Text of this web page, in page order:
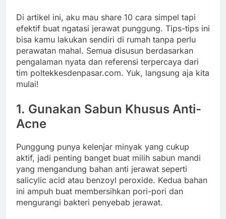
Di artikel ini, aku mau share 10 cara simpel tapi
efektif buat ngatasi jerawat punggung. Tips-tips ini
bisa kamu lakukan sendiri di rumah tanpa perlu
perawatan mahal. Semua disusun berdasarkan
pengalaman nyata dan referensi terpercaya dari
tim poltekkesdenpasar.com. Yuk, langsung aja kita
mulai!
1. Gunakan Sabun Khusus Anti-
Acne
Punggung punya kelenjar minyak yang cukup
aktif, jadi penting banget buat milih sabun mandi
yang mengandung bahan anti jerawat seperti
salicylic acid atau benzoyl peroxide. Kedua bahan
ini ampuh buat membersihkan pori-pori dan
mengurangi bakteri penyebab jerawat.